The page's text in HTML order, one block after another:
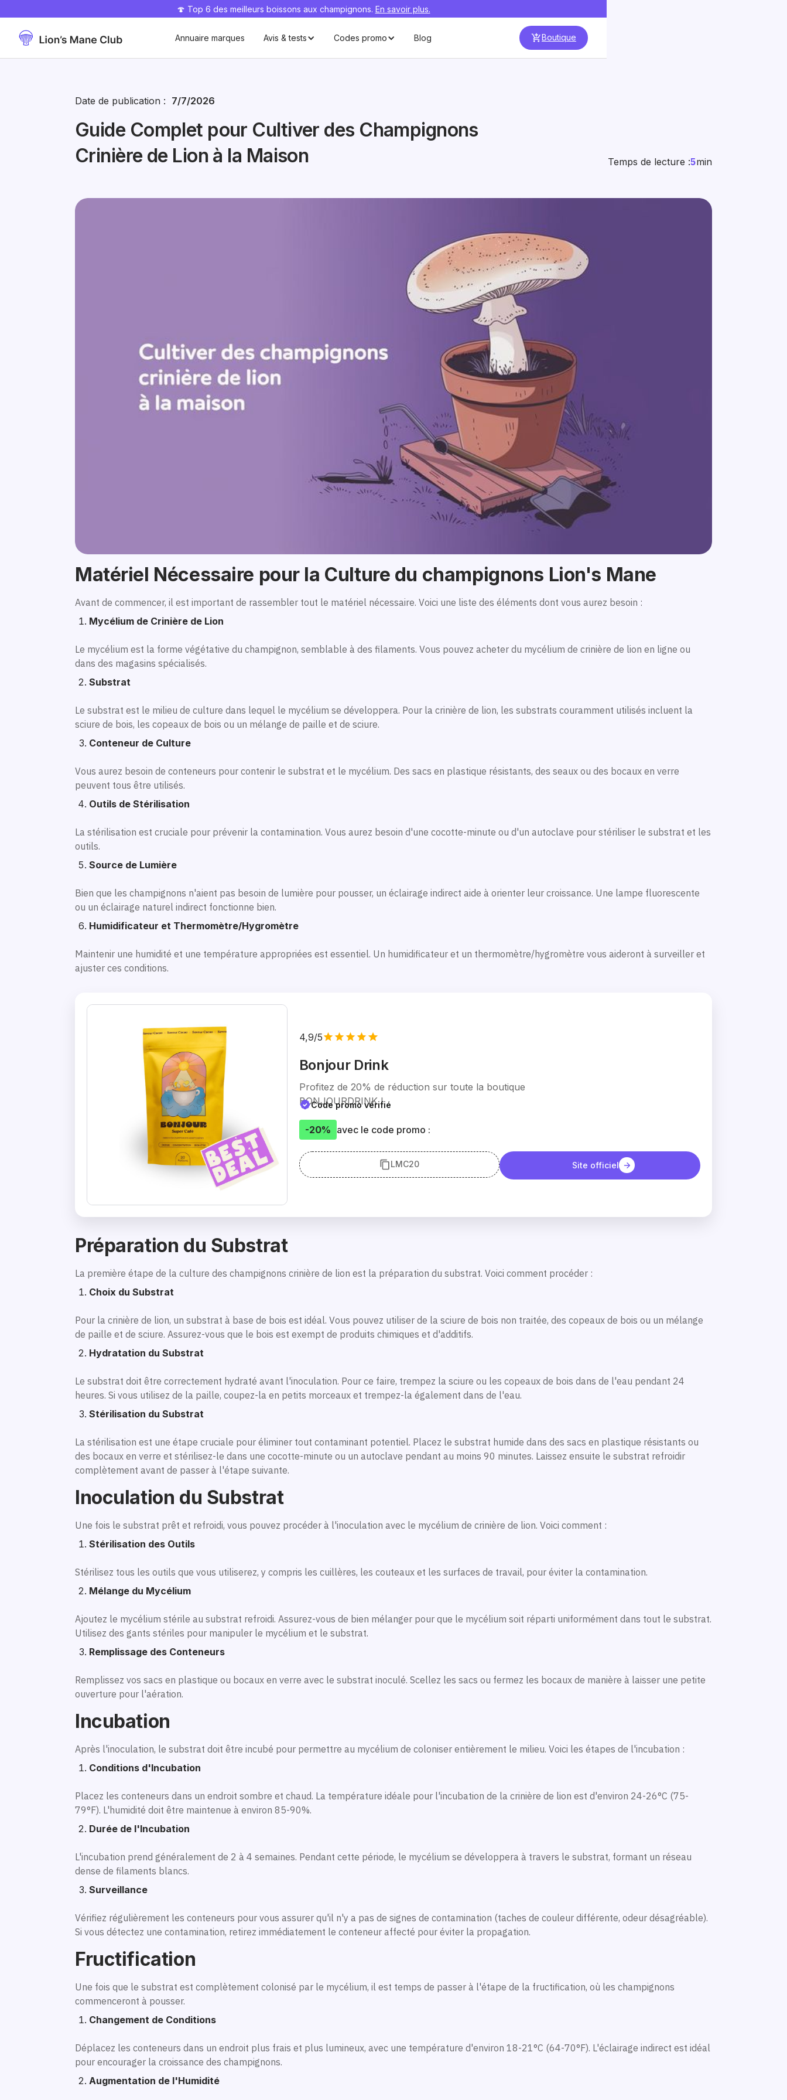
🍄 Top 6 des meilleurs boissons aux champignons. En savoir plus.
Annuaire marques Avis & tests Codes promo Blog Boutique
Date de publication : 7/7/2026
Guide Complet pour Cultiver des Champignons
Crinière de Lion à la Maison
Temps de lecture :5min
Matériel Nécessaire pour la Culture du champignons Lion's Mane
Avant de commencer, il est important de rassembler tout le matériel nécessaire. Voici une liste des éléments dont vous aurez besoin :
Mycélium de Crinière de Lion
Le mycélium est la forme végétative du champignon, semblable à des filaments. Vous pouvez acheter du mycélium de crinière de lion en ligne ou
dans des magasins spécialisés.
Substrat
Le substrat est le milieu de culture dans lequel le mycélium se développera. Pour la crinière de lion, les substrats couramment utilisés incluent la
sciure de bois, les copeaux de bois ou un mélange de paille et de sciure.
Conteneur de Culture
Vous aurez besoin de conteneurs pour contenir le substrat et le mycélium. Des sacs en plastique résistants, des seaux ou des bocaux en verre
peuvent tous être utilisés.
Outils de Stérilisation
La stérilisation est cruciale pour prévenir la contamination. Vous aurez besoin d'une cocotte-minute ou d'un autoclave pour stériliser le substrat et les
outils.
Source de Lumière
Bien que les champignons n'aient pas besoin de lumière pour pousser, un éclairage indirect aide à orienter leur croissance. Une lampe fluorescente
ou un éclairage naturel indirect fonctionne bien.
Humidificateur et Thermomètre/Hygromètre
Maintenir une humidité et une température appropriées est essentiel. Un humidificateur et un thermomètre/hygromètre vous aideront à surveiller et
ajuster ces conditions.
4,9/5
Bonjour Drink
Profitez de 20% de réduction sur toute la boutique
BONJOURDRINK !
-20% avec le code promo :
LMC20 Site officiel
Code promo vérifié
Préparation du Substrat
La première étape de la culture des champignons crinière de lion est la préparation du substrat. Voici comment procéder :
Choix du Substrat
Pour la crinière de lion, un substrat à base de bois est idéal. Vous pouvez utiliser de la sciure de bois non traitée, des copeaux de bois ou un mélange
de paille et de sciure. Assurez-vous que le bois est exempt de produits chimiques et d'additifs.
Hydratation du Substrat
Le substrat doit être correctement hydraté avant l'inoculation. Pour ce faire, trempez la sciure ou les copeaux de bois dans de l'eau pendant 24
heures. Si vous utilisez de la paille, coupez-la en petits morceaux et trempez-la également dans de l'eau.
Stérilisation du Substrat
La stérilisation est une étape cruciale pour éliminer tout contaminant potentiel. Placez le substrat humide dans des sacs en plastique résistants ou
des bocaux en verre et stérilisez-le dans une cocotte-minute ou un autoclave pendant au moins 90 minutes. Laissez ensuite le substrat refroidir
complètement avant de passer à l'étape suivante.
Inoculation du Substrat
Une fois le substrat prêt et refroidi, vous pouvez procéder à l'inoculation avec le mycélium de crinière de lion. Voici comment :
Stérilisation des Outils
Stérilisez tous les outils que vous utiliserez, y compris les cuillères, les couteaux et les surfaces de travail, pour éviter la contamination.
Mélange du Mycélium
Ajoutez le mycélium stérile au substrat refroidi. Assurez-vous de bien mélanger pour que le mycélium soit réparti uniformément dans tout le substrat.
Utilisez des gants stériles pour manipuler le mycélium et le substrat.
Remplissage des Conteneurs
Remplissez vos sacs en plastique ou bocaux en verre avec le substrat inoculé. Scellez les sacs ou fermez les bocaux de manière à laisser une petite
ouverture pour l'aération.
Incubation
Après l'inoculation, le substrat doit être incubé pour permettre au mycélium de coloniser entièrement le milieu. Voici les étapes de l'incubation :
Conditions d'Incubation
Placez les conteneurs dans un endroit sombre et chaud. La température idéale pour l'incubation de la crinière de lion est d'environ 24-26°C (75-
79°F). L'humidité doit être maintenue à environ 85-90%.
Durée de l'Incubation
L'incubation prend généralement de 2 à 4 semaines. Pendant cette période, le mycélium se développera à travers le substrat, formant un réseau
dense de filaments blancs.
Surveillance
Vérifiez régulièrement les conteneurs pour vous assurer qu'il n'y a pas de signes de contamination (taches de couleur différente, odeur désagréable).
Si vous détectez une contamination, retirez immédiatement le conteneur affecté pour éviter la propagation.
Fructification
Une fois que le substrat est complètement colonisé par le mycélium, il est temps de passer à l'étape de la fructification, où les champignons
commenceront à pousser.
Changement de Conditions
Déplacez les conteneurs dans un endroit plus frais et plus lumineux, avec une température d'environ 18-21°C (64-70°F). L'éclairage indirect est idéal
pour encourager la croissance des champignons.
Augmentation de l'Humidité